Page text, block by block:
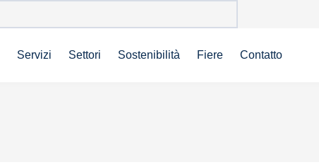
Servizi Settori Sostenibilità Fiere Contatto